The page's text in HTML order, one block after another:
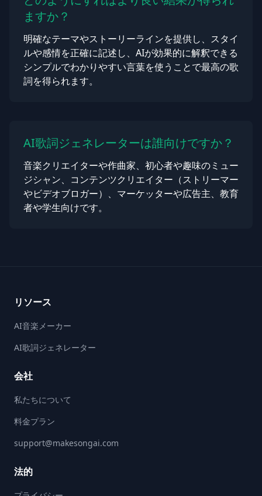
ますか？
明確なテーマやストーリーラインを提供し、スタイ
ルや感情を正確に記述し、AIが効果的に解釈できる
シンプルでわかりやすい言葉を使うことで最高の歌
詞を得られます。
AI歌詞ジェネレーターは誰向けですか？
音楽クリエイターや作曲家、初心者や趣味のミュー
ジシャン、コンテンツクリエイター（ストリーマー
やビデオブロガー）、マーケッターや広告主、教育
者や学生向けです。
リソース
AI音楽メーカー
AI歌詞ジェネレーター
会社
私たちについて
料金プラン
support@makesongai.com
法的